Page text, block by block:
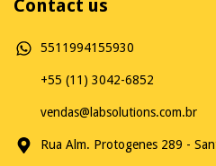
Contact us
5511994155930
+55 (11) 3042-6852
vendas@labsolutions.com.br
Rua Alm. Protogenes 289 -